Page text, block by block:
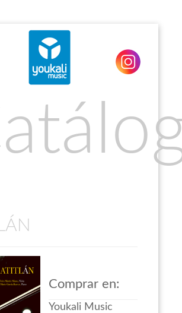
EXPOSE FRAMEWORK FOR JOOMLA 2.5 AND 3.0+
Comprar en:
Youkali Music